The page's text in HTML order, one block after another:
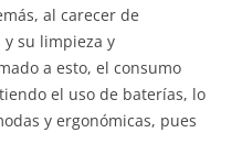
al carecer de
su limpieza y
a esto, el consumo
el uso de baterías, lo
y ergonómicas, pues